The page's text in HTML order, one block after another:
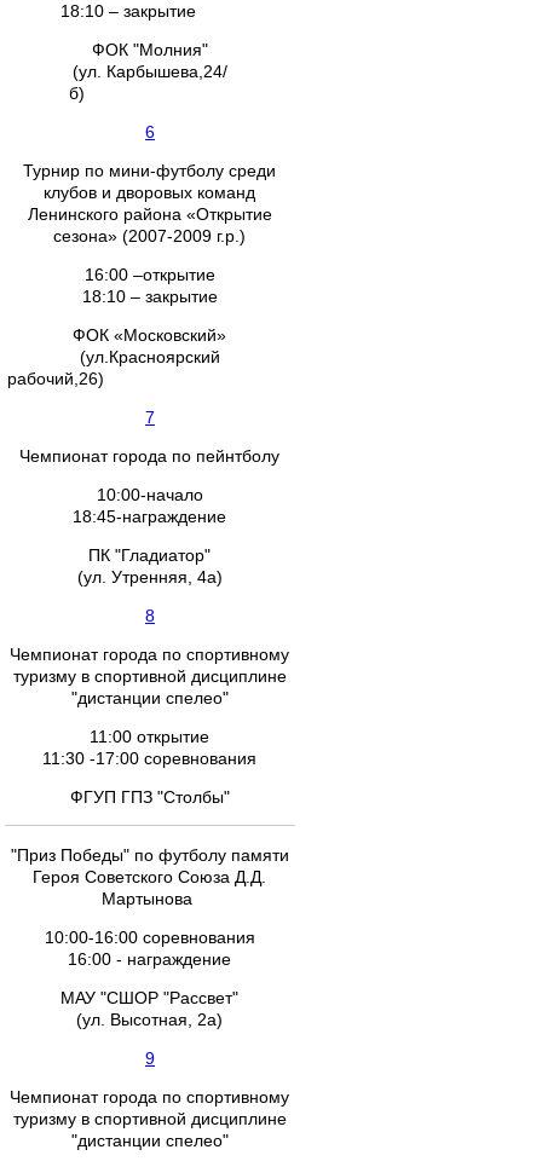
18:10 – закрытие
ФОК "Молния"
(ул. Карбышева,24/
б)
6
Турнир по мини-футболу среди
клубов и дворовых команд
Ленинского района «Открытие
сезона» (2007-2009 г.р.)
16:00 –открытие
18:10 – закрытие
ФОК «Московский»
(ул.Красноярский
рабочий,26)
7
Чемпионат города по пейнтболу
10:00-начало
18:45-награждение
ПК "Гладиатор"
(ул. Утренняя, 4а)
8
Чемпионат города по спортивному
туризму в спортивной дисциплине
"дистанции спелео"
11:00 открытие
11:30 -17:00 соревнования
ФГУП ГПЗ "Столбы"
"Приз Победы" по футболу памяти
Героя Советского Союза Д.Д.
Мартынова
10:00-16:00 соревнования
16:00 - награждение
МАУ "СШОР "Рассвет"
(ул. Высотная, 2а)
9
Чемпионат города по спортивному
туризму в спортивной дисциплине
"дистанции спелео"